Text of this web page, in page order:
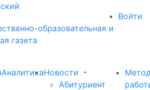
Войти
образовательная и
газета
АналитикаНовости
Абитуриент